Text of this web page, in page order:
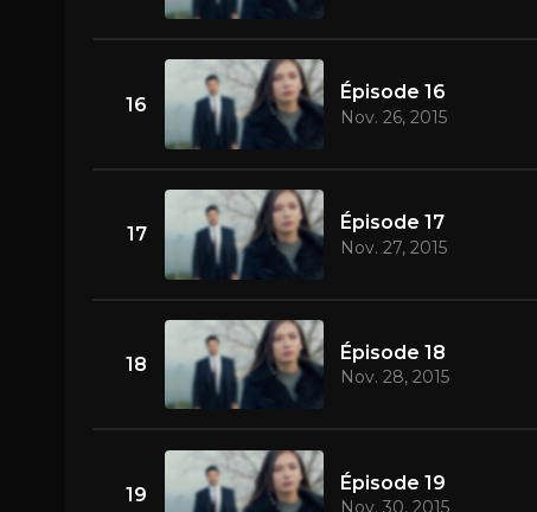
16
Épisode 16
Nov. 26, 2015
17
Épisode 17
Nov. 27, 2015
18
Épisode 18
Nov. 28, 2015
19
Épisode 19
Nov. 30, 2015